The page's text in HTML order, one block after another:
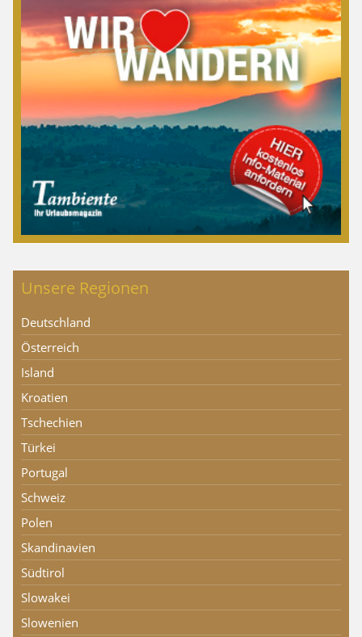
Unsere Regionen
Deutschland
Österreich
Island
Kroatien
Tschechien
Türkei
Portugal
Schweiz
Polen
Skandinavien
Südtirol
Slowakei
Slowenien